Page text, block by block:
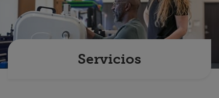
Empleos
Pagar mi factura
Servicios